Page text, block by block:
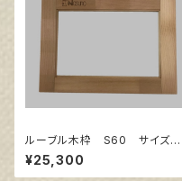
ルーブル木枠 S60 サイズ13
03㎜×1303㎜
¥25,300